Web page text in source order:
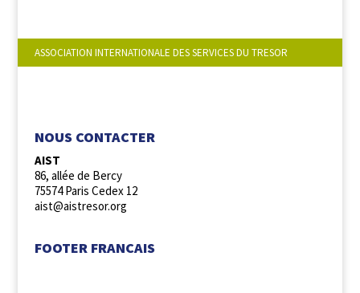
ASSOCIATION INTERNATIONALE DES SERVICES DU TRESOR
NOUS CONTACTER
AIST
86, allée de Bercy
75574 Paris Cedex 12
aist@aistresor.org
FOOTER FRANCAIS